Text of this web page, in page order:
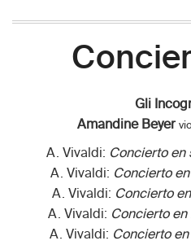
Gli
Amandine Beyer
A. Vivaldi: Concierto en
A. Vivaldi: Concierto
A. Vivaldi: Concierto
A. Vivaldi: Concierto en
A. Vivaldi: Concierto